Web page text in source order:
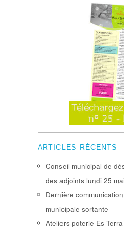
ARTICLES RÉCENTS
Conseil municipal de
des adjoints lundi 25
Dernière
municipale sortante
Ateliers poterie Es Terra